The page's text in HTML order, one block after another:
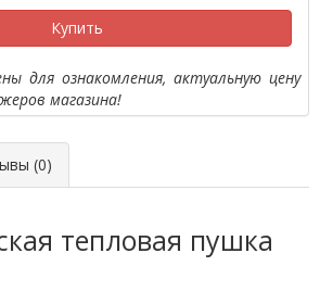
Купить
для ознакомления, актуальную цену
магазина!
(0)
тепловая пушка